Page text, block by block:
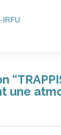
IRFU
“
une